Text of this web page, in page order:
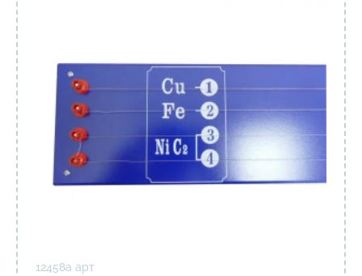
12458а арт